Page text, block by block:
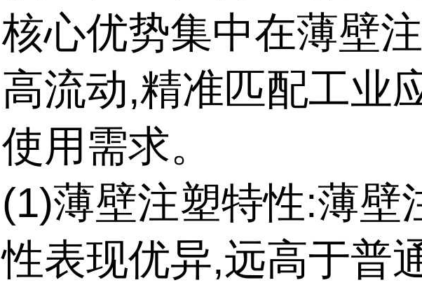
核心优势集中在薄壁
高流动,精准匹配工业
使用需求。
(1)薄壁注塑特性:薄壁
性表现优异,远高于普